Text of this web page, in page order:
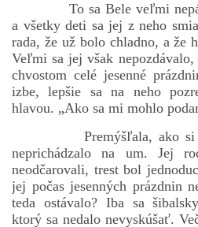
To sa Bele veľmi
a všetky deti sa jej z neho
rada, že už bolo chladno, a že
Veľmi sa jej však nepozdávalo,
chvostom celé jesenné
izbe, lepšie sa na neho
hlavou. „Ako sa mi mohlo
Premýšľala, ako si ho
neprichádzalo na um. Jej
neodčarovali, trest bol
jej počas jesenných prázdnin
teda ostávalo? Iba sa
ktorý sa nedalo nevyskúšať.